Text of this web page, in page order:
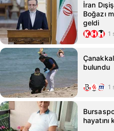
İran
Boğazı
geldi
1
bulundu
1